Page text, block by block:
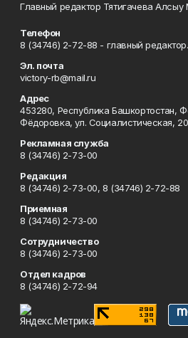
Главный редактор Тятигачева Алсыу
Телефон
8 (34746) 2-72-88 - главный редактор.
Эл. почта
victory-rb@mail.ru
Адрес
453280, Республика Башкортостан,
Фёдоровка, ул. Социалистическая,
Рекламная служба
8 (34746) 2-73-00
Редакция
8 (34746) 2-73-00, 8 (34746) 2-72-88
Приемная
8 (34746) 2-73-00
Сотрудничество
8 (34746) 2-73-00
Отдел кадров
8 (34746) 2-72-94